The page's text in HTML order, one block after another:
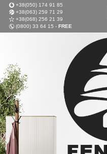
+38(050) 174 91 85
+38(063) 259 71 29
+38(068) 256 21 39
(0800) 33 64 15 - FREE